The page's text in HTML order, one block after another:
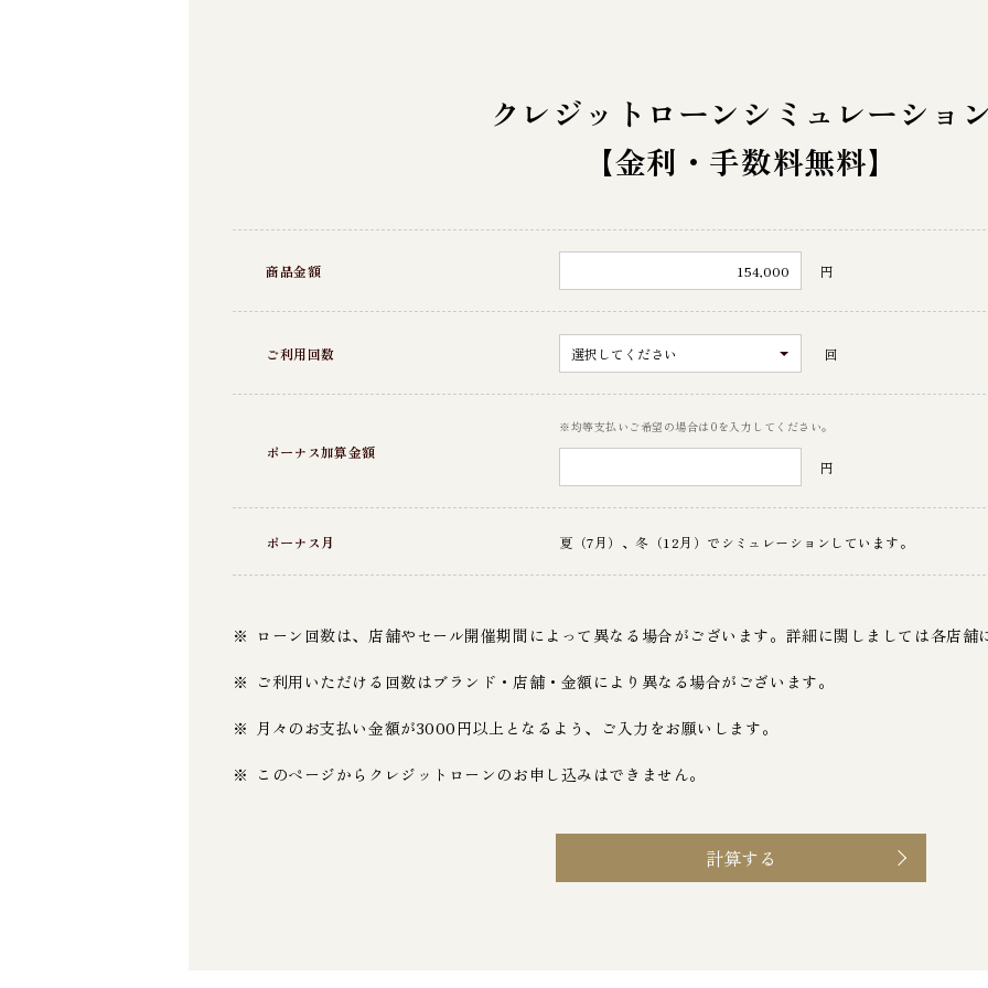
クレジットローン シミュレーショ
【金利・手数料無料】
商品金額 円
ご利用回数 回
ボーナス加算金額
※均等支払いご希望の場合は0を入力してください。
円
ボーナス月 夏（7月）、冬（12月）でシミュレーションしています。
ローン回数は、店舗やセール開催期間によって異なる場合がございます。詳細に関しましては各店舗
ご利用いただける回数はブランド・店舗・金額により異なる場合がございます。
月々のお支払い金額が3000円以上となるよう、ご入力をお願いします。
このページからクレジットローンのお申し込みはできません。